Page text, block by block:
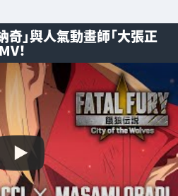
奇」與人氣動畫師「大張正
！